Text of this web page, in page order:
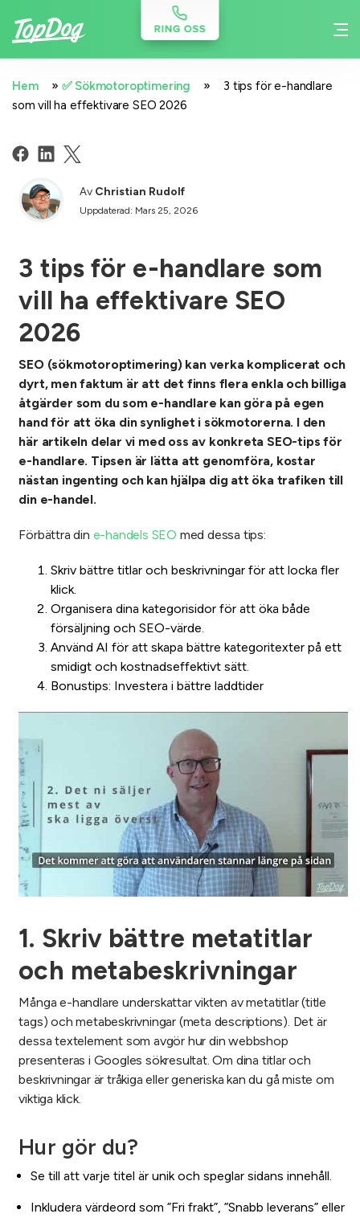
Hem » ✅ Sökmotoroptimering »
3 tips för e-handlare
som vill ha effektivare SEO 2026
Av Christian Rudolf
Uppdaterad: Mars 25, 2026
3 tips för e-handlare som
vill ha effektivare SEO
2026
SEO (sökmotoroptimering) kan verka komplicerat och
dyrt, men faktum är att det finns flera enkla och billiga
åtgärder som du som e-handlare kan göra på egen
hand för att öka din synlighet i sökmotorerna. I den
här artikeln delar vi med oss av konkreta SEO-tips för
e-handlare. Tipsen är lätta att genomföra, kostar
nästan ingenting och kan hjälpa dig att öka trafiken till
din e-handel.
Förbättra din e-handels SEO med dessa tips:
Skriv bättre titlar och beskrivningar för att locka fler
klick.
Organisera dina kategorisidor för att öka både
försäljning och SEO-värde.
Använd AI för att skapa bättre kategoritexter på ett
smidigt och kostnadseffektivt sätt.
Bonustips: Investera i bättre laddtider
1. Skriv bättre metatitlar
och metabeskrivningar
Många e-handlare underskattar vikten av metatitlar (title
tags) och metabeskrivningar (meta descriptions). Det är
dessa textelement som avgör hur din webbshop
presenteras i Googles sökresultat. Om dina titlar och
beskrivningar är tråkiga eller generiska kan du gå miste om
viktiga klick.
Hur gör du?
Se till att varje titel är unik och speglar sidans innehåll.
Inkludera värdeord som ”Fri frakt”, ”Snabb leverans” eller